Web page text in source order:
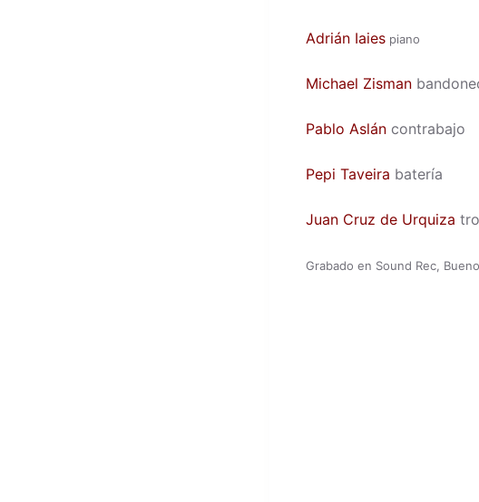
Adrián Iaies piano
Michael Zisman
Pablo Aslán contrabajo
Pepi Taveira batería
Juan Cruz de Urquiza
Grabado en Sound Rec,